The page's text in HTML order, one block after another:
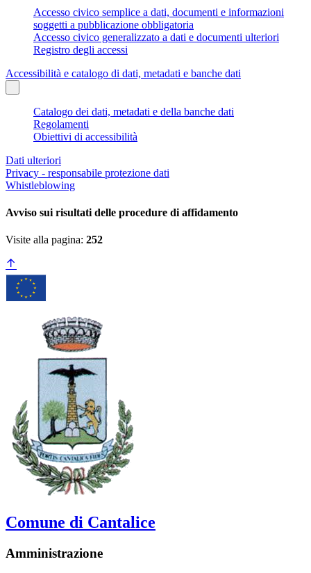
Accesso civico semplice a dati, documenti e informazioni
soggetti a pubblicazione obbligatoria
Accesso civico generalizzato a dati e documenti ulteriori
Registro degli accessi
Accessibilità e catalogo di dati, metadati e banche dati
Catalogo dei dati, metadati e della banche dati
Regolamenti
Obiettivi di accessibilità
Dati ulteriori
Privacy - responsabile protezione dati
Whistleblowing
Avviso sui risultati delle procedure di affidamento
Visite alla pagina: 252
Comune di Cantalice
Amministrazione